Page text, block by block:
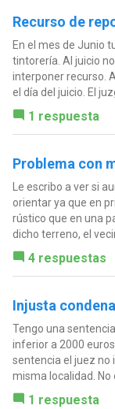
Recurso de
En el mes de Junio
tintorería. Al juicio
interponer recurso.
el día del juicio. El
1 respuesta
Problema con
Le escribo a ver si
orientar ya que en
rústico que en una
dicho terreno, el
4 respuestas
Injusta
Tengo una
inferior a 2000
sentencia el juez no
misma localidad. No
1 respuesta